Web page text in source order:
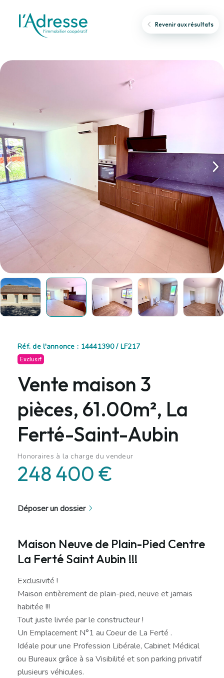
Revenir aux résultats
Réf. de l'annonce : 14441390 / LF217
Exclusif
Vente maison 3
pièces, 61.00m², La
Ferté-Saint-Aubin
Honoraires à la charge du vendeur
248 400 €
Déposer un dossier
Maison Neuve de Plain-Pied Centre
La Ferté Saint Aubin !!!
Exclusivité !
Maison entièrement de plain-pied, neuve et jamais
habitée !!!
Tout juste livrée par le constructeur !
Un Emplacement N°1 au Coeur de La Ferté .
Idéale pour une Profession Libérale, Cabinet Médical
ou Bureaux grâce à sa Visibilité et son parking privatif
plusieurs véhicules.